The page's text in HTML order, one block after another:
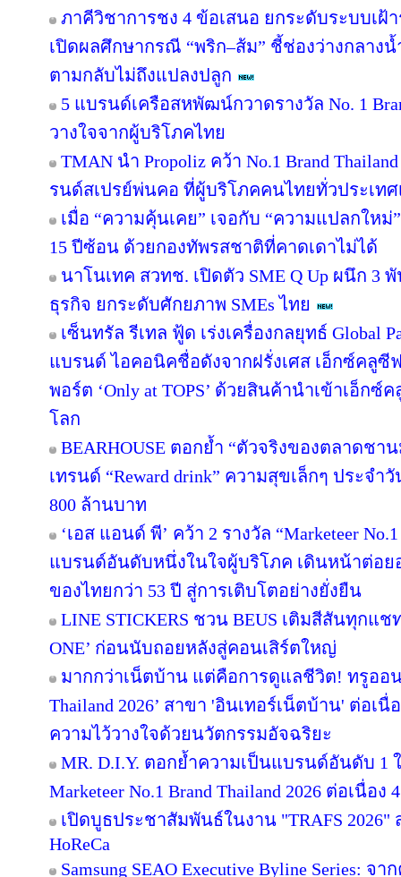
ภาคีวิชาการชง 4 ข้อเสนอ ยกระดับระบบเฝ้
เปิดผลศึกษากรณี “พริก–ส้ม” ชี้ช่องว่างกลาง
ตามกลับไม่ถึงแปลงปลูก
5 แบรนด์เครือสหพัฒน์กวาดรางวัล No. 1
วางใจจากผู้บริโภคไทย
TMAN นำ Propoliz คว้า No.1 Brand
รนด์สเปรย์พ่นคอ ที่ผู้บริโภคคนไทยทั่วประเทศ
เมื่อ “ความคุ้นเคย” เจอกับ “ความแปลกใหม่
15 ปีซ้อน ด้วยกองทัพรสชาติที่คาดเดาไม่ได้
นาโนเทค สวทช. เปิดตัว SME Q Up ผนึก
ธุรกิจ ยกระดับศักยภาพ SMEs ไทย
เซ็นทรัล รีเทล ฟู้ด เร่งเครื่องกลยุทธ์ Global
แบรนด์ ไอคอนิคชื่อดังจากฝรั่งเศส เอ็กซ์คลูซี
พอร์ต ‘Only at TOPS’ ด้วยสินค้านำเข้าเอ็ก
โลก
BEARHOUSE ตอกย้ำ “ตัวจริงของตลาดชา
เทรนด์ “Reward drink” ความสุขเล็กๆ ประจำ
800 ล้านบาท
‘เอส แอนด์ พี’ คว้า 2 รางวัล “Marketeer
แบรนด์อันดับหนึ่งในใจผู้บริโภค เดินหน้าต่อย
ของไทยกว่า 53 ปี สู่การเติบโตอย่างยั่งยืน
LINE STICKERS ชวน BEUS เติมสีสันทุกแช
ONE’ ก่อนนับถอยหลังสู่คอนเสิร์ตใหญ่
มากกว่าเน็ตบ้าน แต่คือการดูแลชีวิต! ทรูออน
Thailand 2026’ สาขา 'อินเทอร์เน็ตบ้าน' ต่อเ
ความไว้วางใจด้วยนวัตกรรมอัจฉริยะ
MR. D.I.Y. ตอกย้ำความเป็นแบรนด์อันดับ 1
Marketeer No.1 Brand Thailand 2026 ต่อเนื่อง
เปิดบูธประชาสัมพันธ์ในงาน "TRAFS
HoReCa
Samsung SEAO Executive Byline Series: